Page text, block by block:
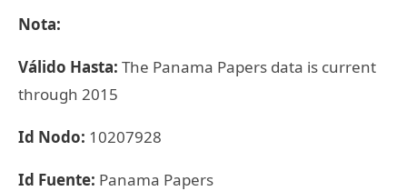
Nota:
Válido Hasta: The Panama Papers data is current
through 2015
Id Nodo: 10207928
Id Fuente: Panama Papers